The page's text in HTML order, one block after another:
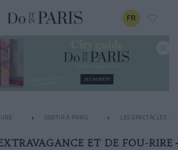
FR
SORTIR À PARIS LES SPECTACLES À
ET DE FOU-RIRE